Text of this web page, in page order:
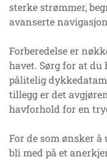
sterke strømmer,
avanserte
Forberedelse er
havet. Sørg for at
pålitelig
tillegg er det
havforhold for en
For de som ønsker
bli med på et